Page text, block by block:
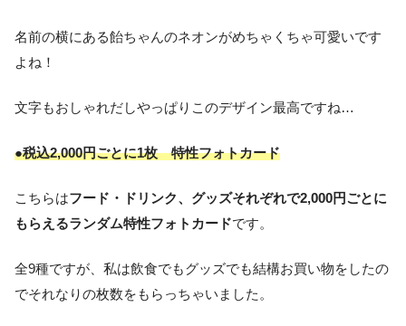
名前の横にある飴ちゃんのネオンがめちゃくちゃ可愛いです
よね！
文字もおしゃれだしやっぱりこのデザイン最高ですね…
●税込2,000円ごとに1枚 特性フォトカード
こちらはフード・ドリンク、グッズそれぞれで2,000円ごとに
もらえるランダム特性フォトカードです。
全9種ですが、私は飲食でもグッズでも結構お買い物をしたの
でそれなりの枚数をもらっちゃいました。